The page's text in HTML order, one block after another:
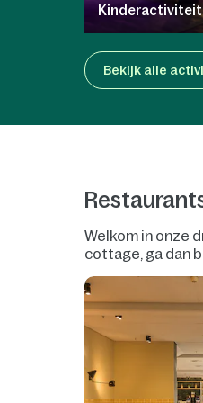
Bekijk alle
Welkom in onze
cottage, ga dan